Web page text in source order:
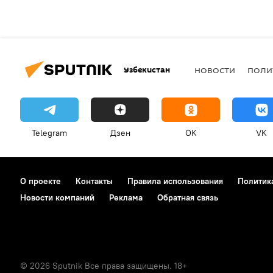
Узбекистан НОВОСТИ
Telegram Дзен OK VK
О проекте Контакты Правила использования
Новости компаний
Реклама Обратная связь
© 2026 Sputnik Все права защищены. 18+